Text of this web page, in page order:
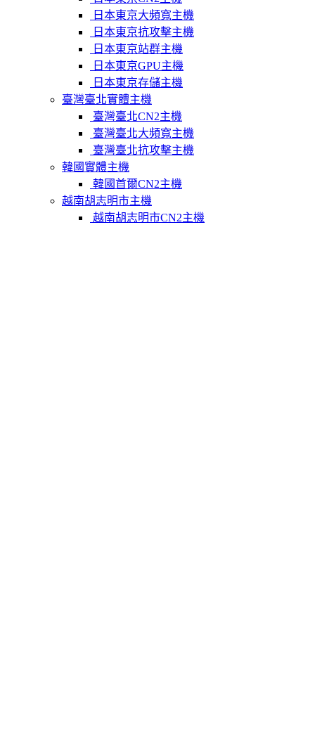
日本東京大頻寬主機
日本東京抗攻擊主機
日本東京站群主機
日本東京GPU主機
日本東京存儲主機
臺灣臺北實體主機
臺灣臺北CN2主機
臺灣臺北大頻寬主機
臺灣臺北抗攻擊主機
韓國實體主機
韓國首爾CN2主機
越南胡志明市主機
越南胡志明市CN2主機